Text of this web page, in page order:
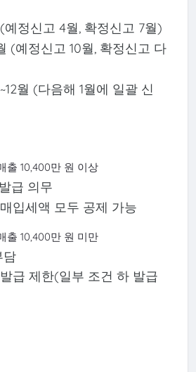
(예정신고 4월, 확정신고 7월)
(예정신고 10월, 확정신고 다
월 (다음해 1월에 일괄 신
출 10,400만 원 이상
급 의무
입세액 모두 공제 가능
출 10,400만 원 미만
담
급 제한(일부 조건 하 발급